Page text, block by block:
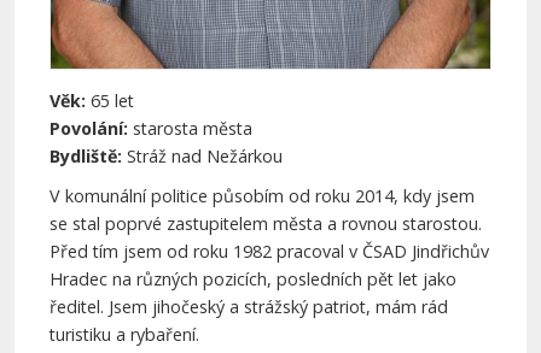
Věk: 65 let
Povolání: starosta města
Bydliště: Stráž nad Nežárkou
V komunální politice působím od roku 2014, kdy jsem
se stal poprvé zastupitelem města a rovnou starostou.
Před tím jsem od roku 1982 pracoval v ČSAD Jindřichův
Hradec na různých pozicích, posledních pět let jako
ředitel. Jsem jihočeský a strážský patriot, mám rád
turistiku a rybaření.